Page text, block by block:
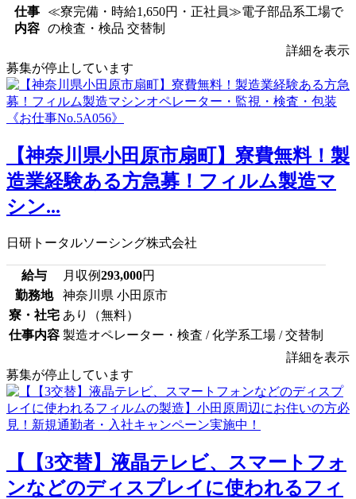
仕事
内容
≪寮完備・時給1,650円・正社員≫電子部品系工場で
の検査・検品 交替制
詳細を表示
募集が停止しています
【神奈川県小田原市扇町】寮費無料！製
造業経験ある方急募！フィルム製造マ
シン...
日研トータルソーシング株式会社
給与 月収例293,000円
勤務地
神奈川県 小田原市
寮・社宅 あり（無料）
仕事内容 製造オペレーター・検査 / 化学系工場 / 交替制
詳細を表示
募集が停止しています
【【3交替】液晶テレビ、スマートフォ
ンなどのディスプレイに使われるフィ